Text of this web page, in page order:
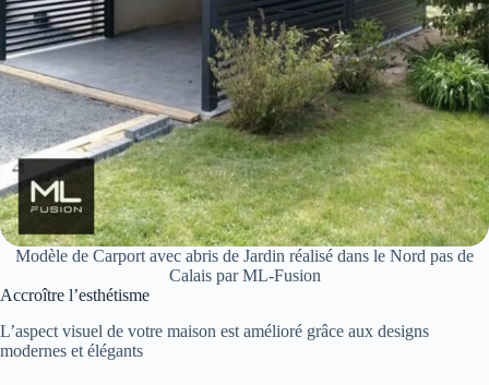
Modèle de Carport avec abris de Jardin réalisé dans le Nord pas de
Calais par ML-Fusion
Accroître l’esthétisme
L’aspect visuel de votre maison est amélioré grâce aux designs
modernes et élégants